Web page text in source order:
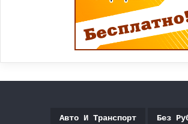
Авто И Транспорт Без